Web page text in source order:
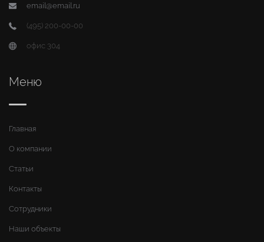
email@email.ru
(495) 200-00-00
офис 304
Меню
Главная
О компании
Статьи
Контакты
Сотрудники
Наши объекты